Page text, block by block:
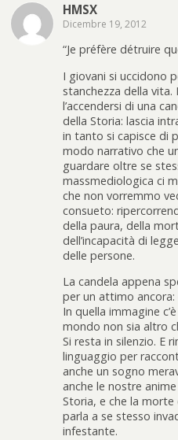
HMSX
Dicembre 19, 2012
“Je préfère détruire
I giovani si uccidono
stanchezza della
l’accendersi di una
della Storia: lascia
in tanto si capisce di
modo narrativo che
guardare oltre se
massmediologica ci
che non vorremmo
consueto:
della paura, della
dell’incapacità di
delle persone.
La candela appena
per un attimo ancora:
In quella immagine
mondo non sia altro
Si resta in silenzio. E
linguaggio per
anche un sogno
anche le nostre
Storia, e che la morte
parla a se stesso
infestante.